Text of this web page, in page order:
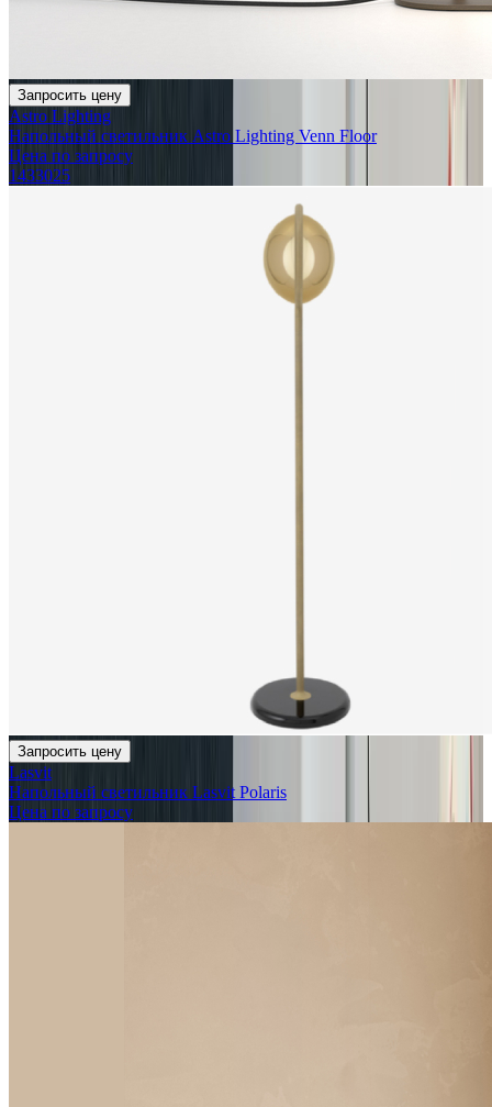
Запросить цену
Astro Lighting
Напольный светильник Astro Lighting Venn Floor
Цена по запросу
1433025
Запросить цену
Lasvit
Напольный светильник Lasvit Polaris
Цена по запросу